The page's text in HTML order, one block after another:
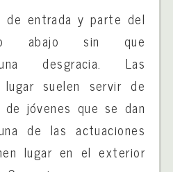
de entrada y parte del
abajo sin que
desgracia. Las
lugar suelen servir de
jóvenes que se dan
de las actuaciones
lugar en el exterior